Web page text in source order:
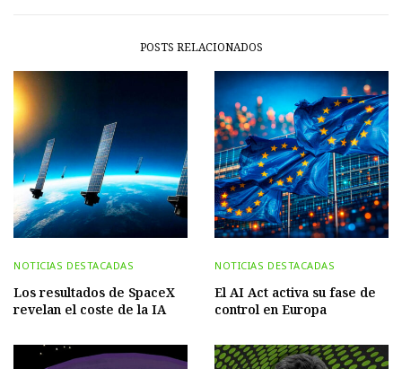
POSTS RELACIONADOS
NOTICIAS DESTACADAS
Los resultados de SpaceX
revelan el coste de la IA
NOTICIAS DESTACADAS
El AI Act activa su fase de
control en Europa